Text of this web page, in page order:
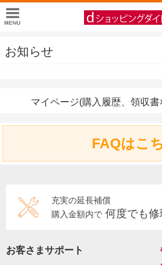
お知らせ
マイページ(購入履歴、領収書
FAQはこ
充実の延長補償
購入金額内で 何度でも修
お客さまサポート